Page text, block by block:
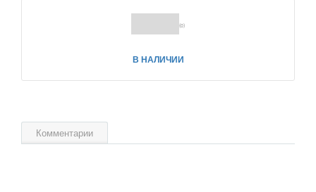
(0)
В НАЛИЧИИ
Комментарии